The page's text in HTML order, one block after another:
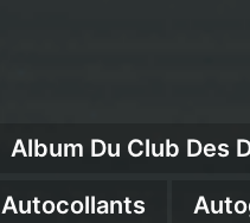
Album Du Club Des
Autocollants